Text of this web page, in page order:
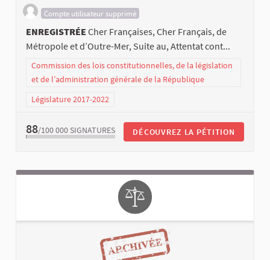
Compte utilisateur supprimé
ENREGISTRÉE Cher Françaises, Cher Français, de
Métropole et d’Outre-Mer, Suite au, Attentat cont...
Commission des lois constitutionnelles, de la législation
et de l’administration générale de la République
Législature 2017-2022
88/100 000 SIGNATURES DÉCOUVREZ LA PÉTITION